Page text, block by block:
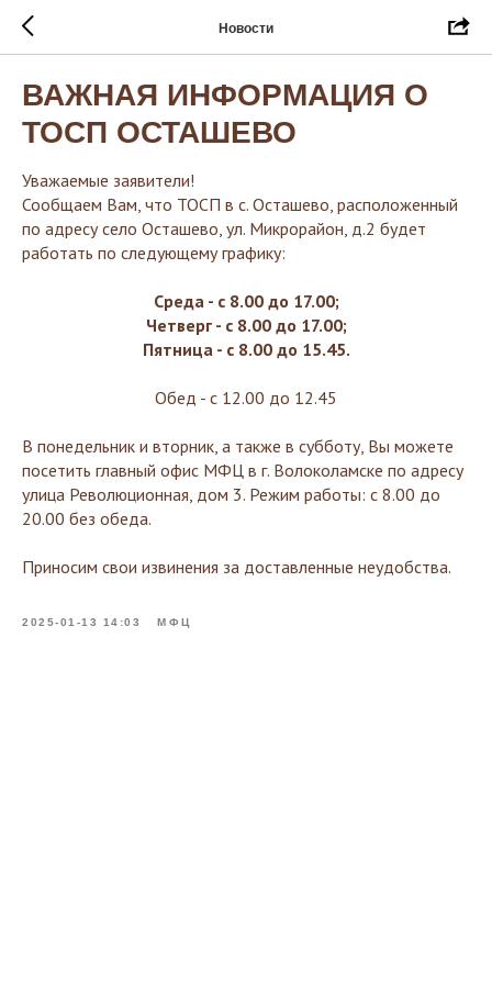
Новости
ВАЖНАЯ ИНФОРМАЦИЯ О
ТОСП ОСТАШЕВО
Уважаемые заявители!
Сообщаем Вам, что ТОСП в с. Осташево, расположенный
по адресу село Осташево, ул. Микрорайон, д.2 будет
работать по следующему графику:
Среда - с 8.00 до 17.00;
Четверг - с 8.00 до 17.00;
Пятница - с 8.00 до 15.45.
Обед - с 12.00 до 12.45
В понедельник и вторник, а также в субботу, Вы можете
посетить главный офис МФЦ в г. Волоколамске по адресу
улица Революционная, дом 3. Режим работы: с 8.00 до
20.00 без обеда.
Приносим свои извинения за доставленные неудобства.
2025-01-13 14:03 МФЦ